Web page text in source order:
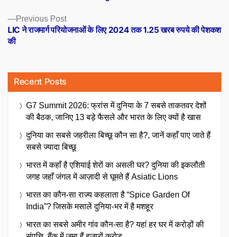
Previous PostPrevious
post:
LIC ने राजमार्ग परियोजनाओं के लिए 2024 तक 1.25 खरब रुपये की पेशकश
की
Recent Posts
G7 Summit 2026: फ्रांस में दुनिया के 7 सबसे ताकतवर देशों
की बैठक, जानिए 13 बड़े फैसले और भारत के लिए क्यों है खास
दुनिया का सबसे जहरीला बिच्छू कौन सा है?, जानें कहाँ पाए जाते हैं
सबसे ज्यादा बिच्छू
भारत में कहाँ है एशियाई शेरों का असली घर? दुनिया की इकलौती
जगह जहाँ जंगल में आज़ादी से घूमते हैं Asiatic Lions
भारत का कौन-सा राज्य कहलाता है “Spice Garden Of
India”? जिसके मसालें दुनिया-भर में है मशहूर
भारत का सबसे अमीर गांव कौन-सा है? यहां हर घर में करोड़ों की